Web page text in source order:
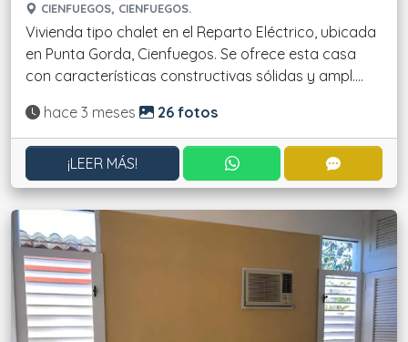
CIENFUEGOS, CIENFUEGOS.
Vivienda tipo chalet en el Reparto Eléctrico, ubicada
en Punta Gorda, Cienfuegos. Se ofrece esta casa
con características constructivas sólidas y ampl....
Actualizado:
hace 3 meses 26 fotos
¡LEER MÁS! CONTACTAR POR